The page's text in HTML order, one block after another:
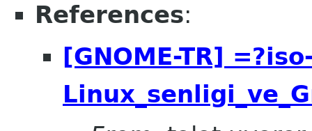
References:
[GNOME-TR]